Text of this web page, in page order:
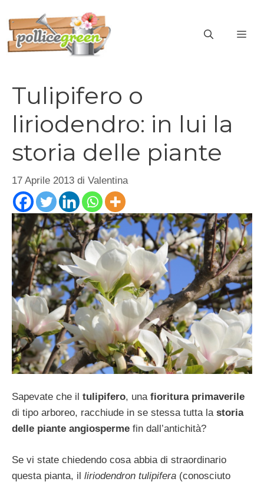
contenuto
Tulipifero o
liriodendro: in lui la
storia delle piante
17 Aprile 2013 di Valentina
Sapevate che il tulipifero, una fioritura primaverile
di tipo arboreo, racchiude in se stessa tutta la storia
delle piante angiosperme fin dall’antichità?
Se vi state chiedendo cosa abbia di straordinario
questa pianta, il liriodendron tulipifera (conosciuto